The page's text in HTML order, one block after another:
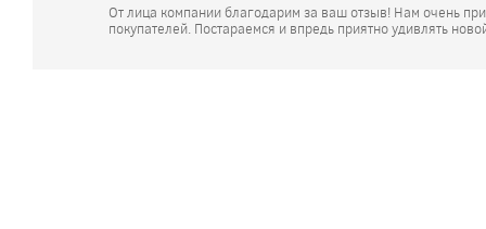
От лица компании благодарим за ваш отзыв! Нам очень
покупателей. Постараемся и впредь приятно удивлять